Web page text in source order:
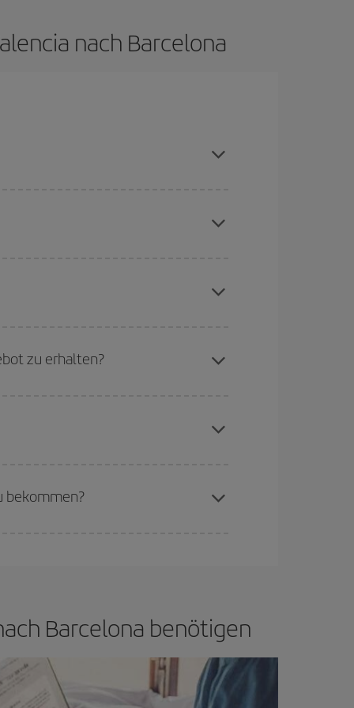
nach Barcelona
günstiger sind die Preise.
Anfrage, sondern auch für nahegelegene
Flugoptionen an, die wir jeden Tag
zu erhalten?
um
bekommen?
Barcelona benötigen